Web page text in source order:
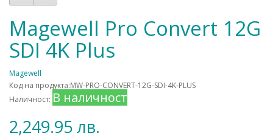
Magewell Pro Convert 12G
SDI 4K Plus
Magewell
Код на продукта:MW-PRO-CONVERT-12G-SDI-4K-PLUS
Наличност: В наличност
2,249.95 лв.